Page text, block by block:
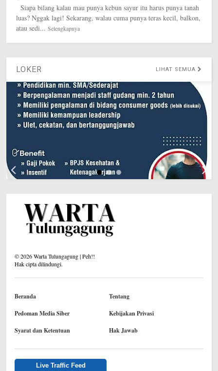
Siapa bilang kalau mau punya kebun sayur itu harus punya tanah
luas? Nggak lagi! Sekarang, walau cuma punya teras kecil, balkon,
atau sedi... Selengkapnya
LOKER LIHAT SEMUA
©2026Warta Tulungagung | Peh!!
Hak cipta dilindungi.
Beranda Tentang
Pedoman Media Siber Kebijakan Privasi
Syarat dan Ketentuan Hak Jawab
Live Traffic Feed